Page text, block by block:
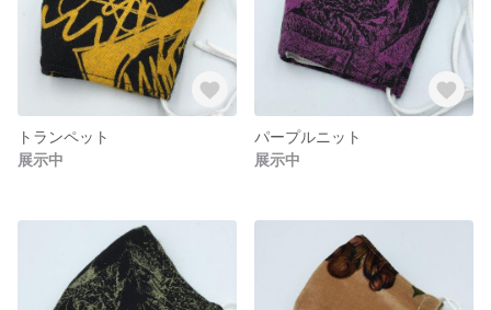
トランペット
展示中
パープルニット
展示中